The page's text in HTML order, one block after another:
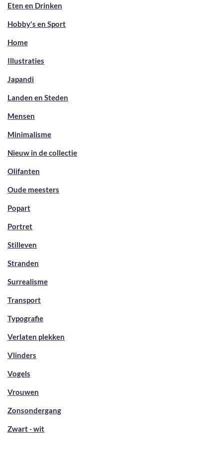
Eten en Drinken
Hobby's en Sport
Home
Illustraties
Japandi
Landen en Steden
Mensen
Minimalisme
Nieuw in de collectie
Olifanten
Oude meesters
Popart
Portret
Stilleven
Stranden
Surrealisme
Transport
Typografie
Verlaten plekken
Vlinders
Vogels
Vrouwen
Zonsondergang
Zwart - wit